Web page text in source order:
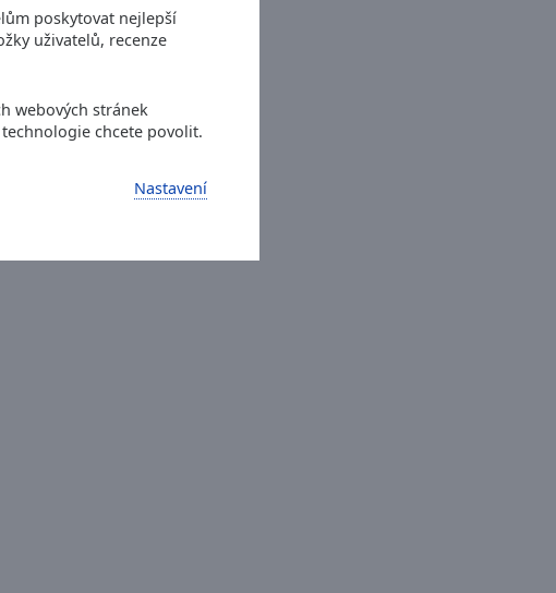
poskytovat nejlepší
uživatelů, recenze
webových stránek
chcete povolit.
Nastavení